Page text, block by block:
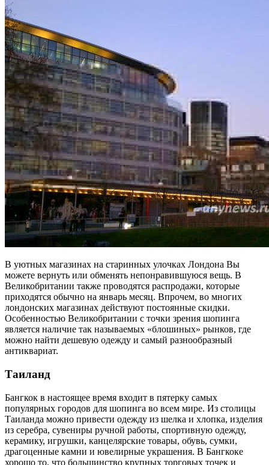
В уютных магазинах на старинных улочках Лондона Вы
можете вернуть или обменять непонравившуюся вещь. В
Великобритании также проводятся распродажи, которые
приходятся обычно на январь месяц. Впрочем, во многих
лондонских магазинах действуют постоянные скидки.
Особенностью Великобритании с точки зрения шопинга
является наличие так называемых «блошиных» рынков, где
можно найти дешевую одежду и самый разнообразный
антиквариат.
Таиланд
Бангкок в настоящее время входит в пятерку самых
популярных городов для шопинга во всем мире. Из столицы
Таиланда можно привести одежду из шелка и хлопка, изделия
из серебра, сувениры ручной работы, спортивную одежду,
керамику, игрушки, канцелярские товары, обувь, сумки,
драгоценные камни и ювелирные украшения. В Бангкоке
хорошо то, что большинство крупных торговых точек и